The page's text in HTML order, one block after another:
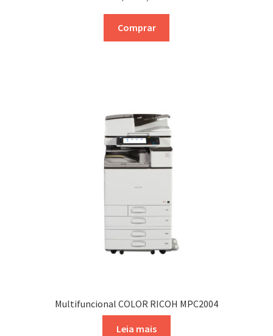
Comprar
Multifuncional COLOR RICOH MPC2004
Leia mais